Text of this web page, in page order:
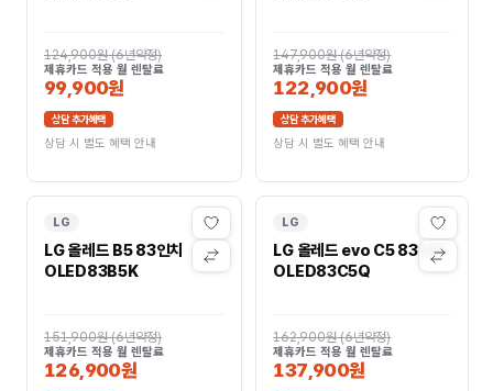
124,900원(6년약정)
제휴카드 적용 월 렌탈료
99,900원
상담 추가혜택
상담 시 별도 혜택 안내
147,900원(6년약정)
제휴카드 적용 월 렌탈료
122,900원
상담 추가혜택
상담 시 별도 혜택 안내
LG
LG 올레드 B5 83인치
OLED83B5K
151,900원(6년약정)
제휴카드 적용 월 렌탈료
126,900원
LG
LG 올레드 evo C5 83인치
OLED83C5Q
162,900원(6년약정)
제휴카드 적용 월 렌탈료
137,900원